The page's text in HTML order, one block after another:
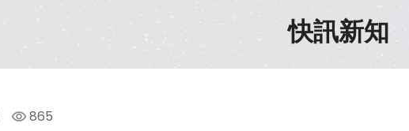
快訊新知
865